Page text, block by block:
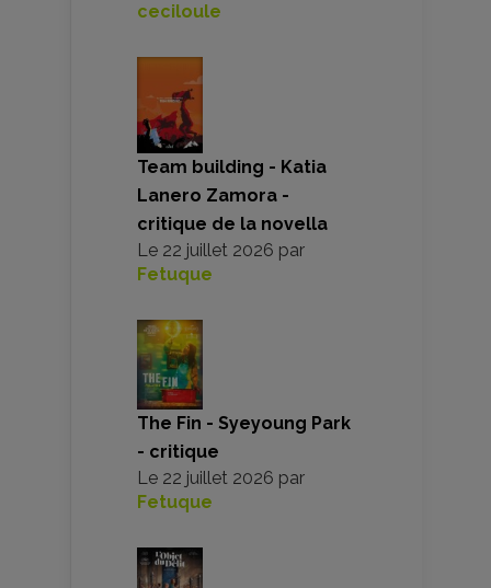
ceciloule
Team building - Katia
Lanero Zamora -
critique de la novella
Le 22 juillet 2026 par
Fetuque
The Fin - Syeyoung Park
- critique
Le 22 juillet 2026 par
Fetuque